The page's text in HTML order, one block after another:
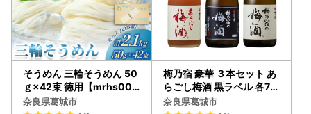
そうめん 三輪そうめん 50
ｇ×42束 徳用【mrhs003
】
奈良県葛城市
梅乃宿 豪華 ３本セット あ
らごし梅酒 黒ラベル 各72
0ml【umyd001A】
奈良県葛城市